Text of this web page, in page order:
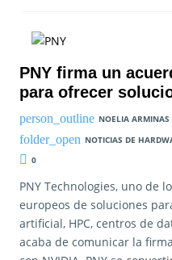
PNY firma un
para ofrecer
NOELIA ARMINAS
NOTICIAS DE
0
PNY Technologies, uno de
europeos de soluciones
artificial, HPC, centros de
acaba de comunicar la